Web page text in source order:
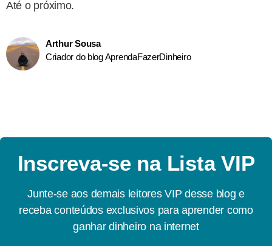
Até o próximo.
Arthur Sousa
Criador do blog AprendaFazerDinheiro
Inscreva-se na Lista VIP
Junte-se aos demais leitores VIP desse blog e
receba conteúdos exclusivos para aprender como
ganhar dinheiro na internet